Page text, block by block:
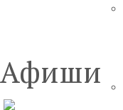
Афиши